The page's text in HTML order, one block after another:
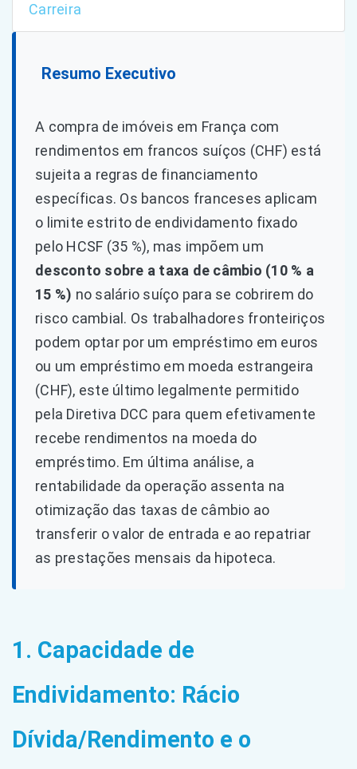
Carreira
Resumo Executivo
A compra de imóveis em França com
rendimentos em francos suíços (CHF) está
sujeita a regras de financiamento
específicas. Os bancos franceses aplicam
o limite estrito de endividamento fixado
pelo HCSF (35 %), mas impõem um
desconto sobre a taxa de câmbio (10 % a
15 %) no salário suíço para se cobrirem do
risco cambial. Os trabalhadores fronteiriços
podem optar por um empréstimo em euros
ou um empréstimo em moeda estrangeira
(CHF), este último legalmente permitido
pela Diretiva DCC para quem efetivamente
recebe rendimentos na moeda do
empréstimo. Em última análise, a
rentabilidade da operação assenta na
otimização das taxas de câmbio ao
transferir o valor de entrada e ao repatriar
as prestações mensais da hipoteca.
1. Capacidade de
Endividamento: Rácio
Dívida/Rendimento e o